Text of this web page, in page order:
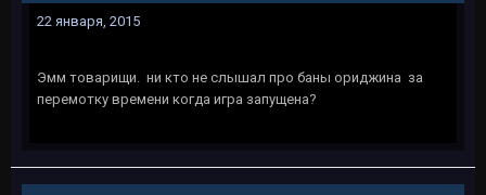
22 января, 2015
Эмм товарищи. ни кто не слышал про баны ориджина за
перемотку времени когда игра запущена?